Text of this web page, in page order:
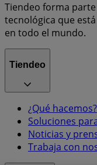
Tiendeo forma
tecnológica que
en todo el mundo.
Tiendeo
¿Qué hacemos?
Soluciones
Noticias y
Trabaja con